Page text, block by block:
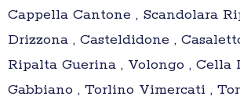
Cappella Cantone , Scandolara
Drizzona , Casteldidone ,
Ripalta Guerina , Volongo , Cella
Gabbiano , Torlino Vimercati ,